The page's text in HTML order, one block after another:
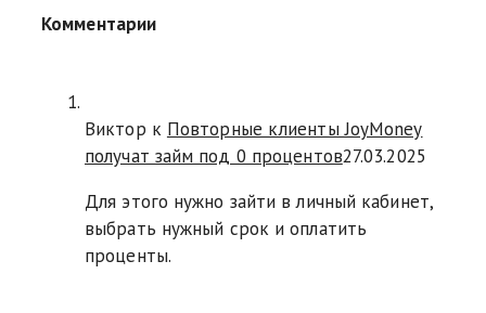
Комментарии
Виктор к Повторные клиенты JoyMoney
получат займ под 0 процентов27.03.2025
Для этого нужно зайти в личный кабинет,
выбрать нужный срок и оплатить
проценты.